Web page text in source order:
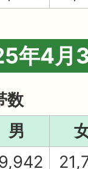
年4月
数
男